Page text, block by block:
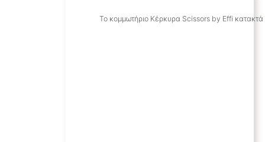
Το κομμωτήριο Κέρκυρα Scissors by Effi